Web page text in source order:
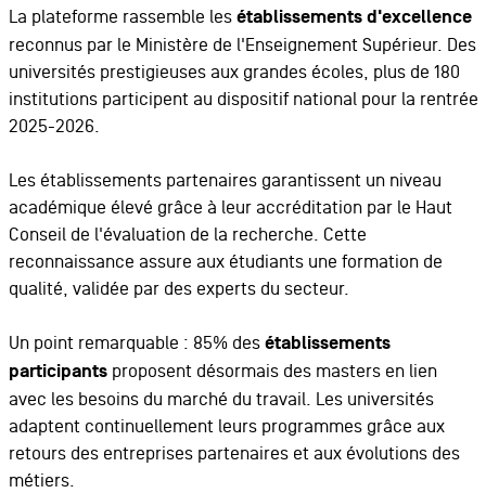
La plateforme rassemble les établissements d'excellence
reconnus par le Ministère de l'Enseignement Supérieur. Des
universités prestigieuses aux grandes écoles, plus de 180
institutions participent au dispositif national pour la rentrée
2025-2026.
Les établissements partenaires garantissent un niveau
académique élevé grâce à leur accréditation par le Haut
Conseil de l'évaluation de la recherche. Cette
reconnaissance assure aux étudiants une formation de
qualité, validée par des experts du secteur.
Un point remarquable : 85% des établissements
participantsproposent désormais des masters en lien
avec les besoins du marché du travail. Les universités
adaptent continuellement leurs programmes grâce aux
retours des entreprises partenaires et aux évolutions des
métiers.